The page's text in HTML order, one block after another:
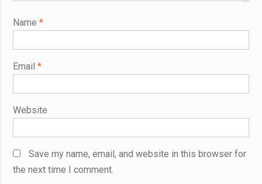
Name *
Email *
Website
Save my name, email, and website in this browser for
the next time I comment.